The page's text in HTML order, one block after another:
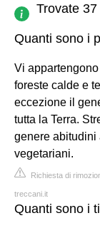
Trovate
Quanti sono i
Vi
foreste calde e
eccezione il
tutta la Terra.
genere abitudini
vegetariani.
Richiesta di
treccani.it
Quanti sono i